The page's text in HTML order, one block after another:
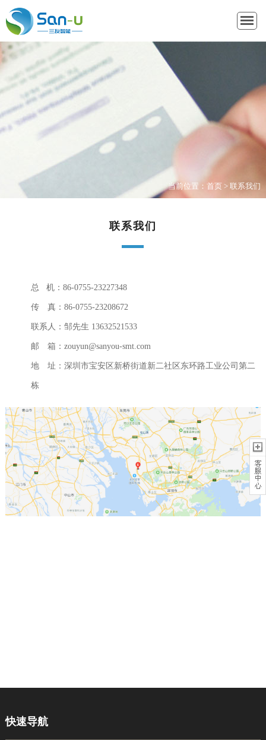
当前位置：首页 >联系我们
联系我们
总 机：86-0755-23227348
传 真：86-0755-23208672
联系人：邹先生 13632521533
邮 箱：zouyun@sanyou-smt.com
地 址：深圳市宝安区新桥街道新二社区东环路工业公司第二
栋
快速导航